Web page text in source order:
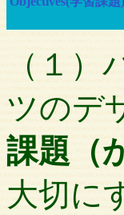
（１
ツのデ
課題（
大切に